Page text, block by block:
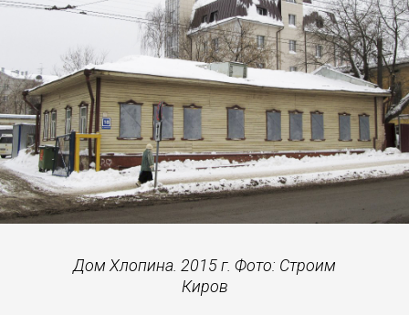
Дом Хлопина. 2015 г. Фото: Строим
Киров